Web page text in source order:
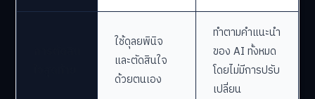
ใช้ดุลยพินิจ
และตัดสินใจ
ด้วยตนเอง
ทำตามคำแนะนำ
ของ AI ทั้งหมด
โดยไม่มีการปรับ
เปลี่ยน